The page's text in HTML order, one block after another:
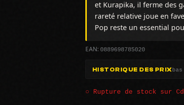
et Kurapika, il ferme des
rareté relative joue en
Pop reste un essential
EAN: 0889698785020
HISTORIQUE DES PRIX
○ Rupture de stock sur